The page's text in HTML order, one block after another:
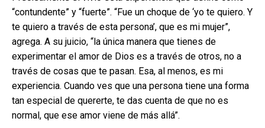
“contundente” y “fuerte”. “Fue un choque de ‘yo te quiero. Y
te quiero a través de esta persona’, que es mi mujer”,
agrega. A su juicio, “la única manera que tienes de
experimentar el amor de Dios es a través de otros, no a
través de cosas que te pasan. Esa, al menos, es mi
experiencia. Cuando ves que una persona tiene una forma
tan especial de quererte, te das cuenta de que no es
normal, que ese amor viene de más allá”.